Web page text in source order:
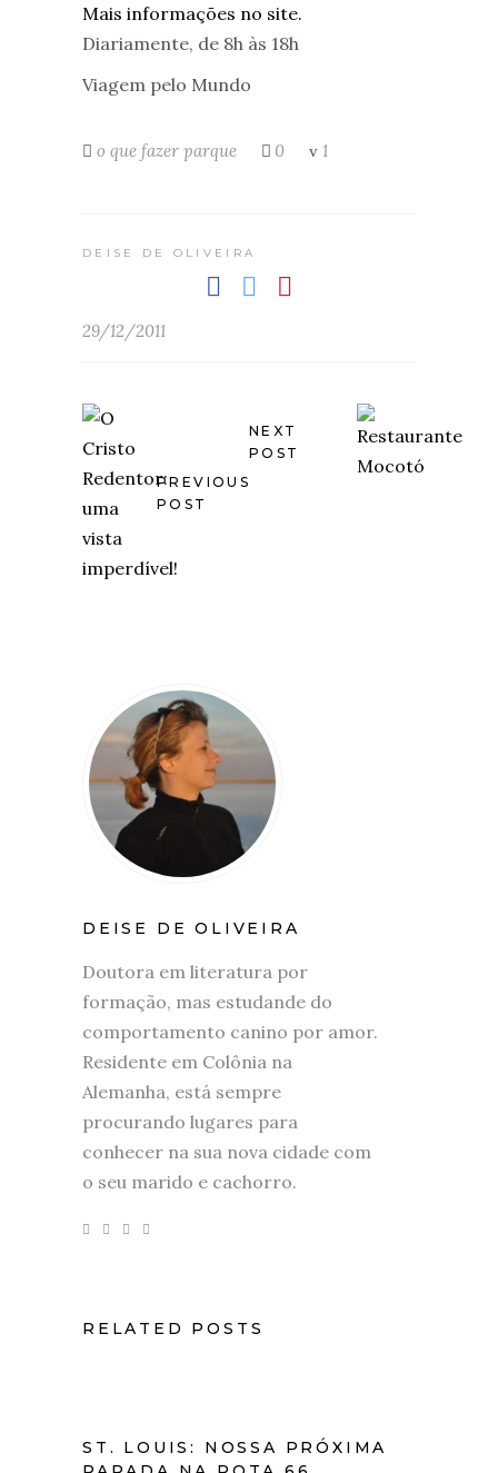
Mais informações no site.
Diariamente, de 8h às 18h
Viagem pelo Mundo
o que fazer parque 0 1
DEISE DE OLIVEIRA
29/12/2011
PREVIOUS
POST
NEXT
POST
DEISE DE OLIVEIRA
Doutora em literatura por
formação, mas estudande do
comportamento canino por amor.
Residente em Colônia na
Alemanha, está sempre
procurando lugares para
conhecer na sua nova cidade com
o seu marido e cachorro.
RELATED POSTS
ST. LOUIS: NOSSA PRÓXIMA